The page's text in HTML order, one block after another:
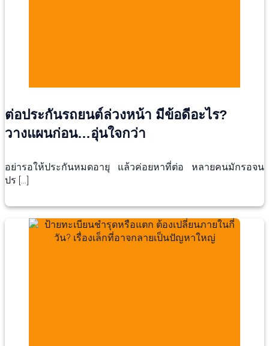
ต่อประกันรถยนต์ล่วงหน้า มีข้อดีอะไร?
วางแผนก่อน…อุ่นใจกว่า
อย่ารอให้ประกันหมดอายุ แล้วค่อยหาที่ต่อ หลายคนมักรอจน
ปร […]